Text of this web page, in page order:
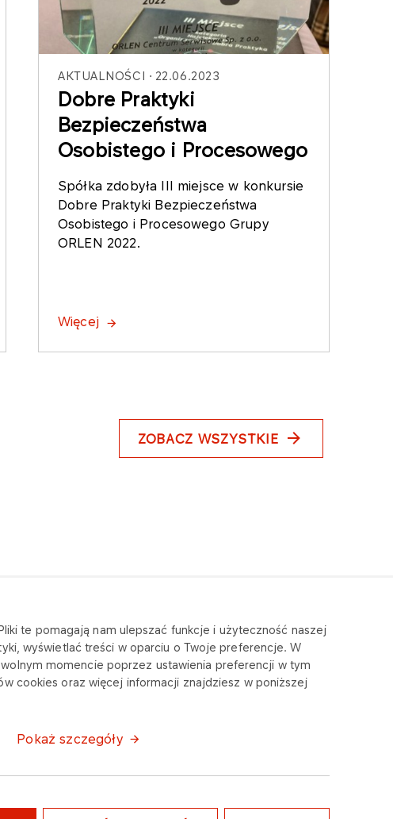
te pomagają nam ulepszać funkcje i użyteczność naszej
wyświetlać treści w oparciu o Twoje preferencje. W
momencie poprzez ustawienia preferencji w tym
cookies oraz więcej informacji znajdziesz w poniższej
Pokaż szczegóły
AKTUALNOŚCI 22.06.2023
Dobre Praktyki
Bezpieczeństwa
Osobistego i Procesowego
Spółka zdobyła III miejsce w konkursie
Dobre Praktyki Bezpieczeństwa
Osobistego i Procesowego Grupy
ORLEN 2022.
Więcej
ZOBACZ WSZYSTKIE